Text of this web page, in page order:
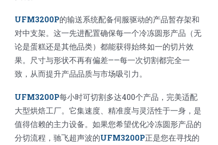
UFM3200P的输送系统配备伺服驱动的产品暂存架和
对中支架。这一先进配置确保每一个冷冻圆形产品（无
论是蛋糕还是其他品类）都能获得始终如一的切片效
果。尺寸与形状不再有偏差——每一次切割都完全一
致，从而提升产品品质与市场吸引力。
UFM3200P每小时可切割多达400个产品，完美适配
大型烘焙工厂。它集速度、精准度与灵活性于一身，是
值得信赖的主力设备。如果您希望优化冷冻圆形产品的
分切流程，驰飞超声波的UFM3200P正是您在寻找的